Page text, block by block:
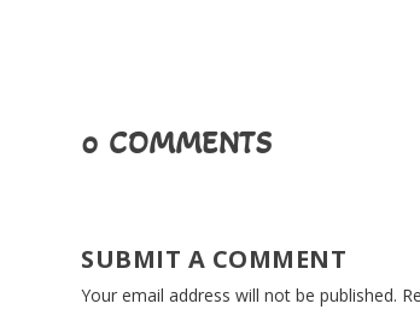
0 COMMENTS
SUBMIT A COMMENT
Your email address will not be published.